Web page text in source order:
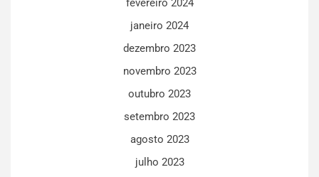
fevereiro 2024
janeiro 2024
dezembro 2023
novembro 2023
outubro 2023
setembro 2023
agosto 2023
julho 2023